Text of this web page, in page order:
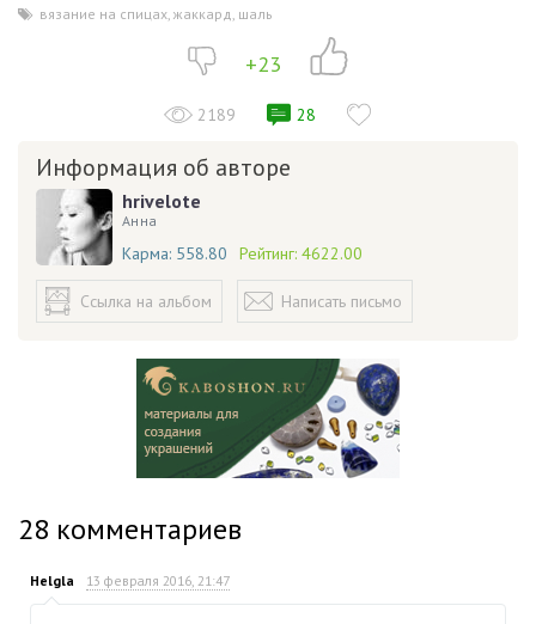
вязание на спицах жаккард шаль
+23
2189 28
Информация об авторе
hrivelote
Анна
Карма: 558.80 Рейтинг: 4622.00
Ссылка на альбом Написать письмо
28 комментариев
Helgla 13 февраля 2016, 21:47